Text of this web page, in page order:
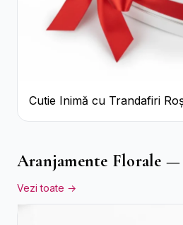
Cutie Inimă cu Trandafiri
Bomboane Raffaello
Aranjamente Florale
Vezi toate →